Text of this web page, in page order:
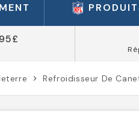
chevron_right Refroidisseur De